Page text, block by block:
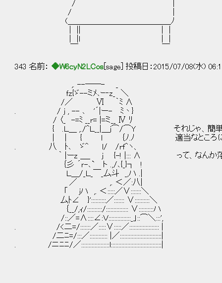
/ |
/ ｜
(＿＿＿＿＿＿＿＿＿＿＿＿＿ﾉ
343 名前： ◆W6cyN2LCos [sage] 投稿日：2015/07/08(水)
,. --──- _
ｆz{ゞ--ミﾒ､ｰ‐z_ ＼
/／ Ⅵ ｀ﾐ ∧
. / j , -- ､ '´|ー- ﾐ丶}
/ 〈_ -=ﾐ __r= |=ミ__ Ⅳ ﾘ
{ .Ｌ＿ ,./^Ｌ__|＿j⌒/⌒Y それじゃ、簡単に
| | { l ｛ﾉ.ﾉ 適当なところにでも
. 八 ﾄ､ ゞ^ l/ /rf^ヽ、
｀ |ーz ＿_ j {-! |::: ∧ って、なんか落ち着
｛彡 ´ｒ-､` ト .,/､{_}┐ !
Ｌ＿/_Ｌ_￣_厶斗 _,ハ .|
／ ,. ＜／:八|
「 jハ ,. ＜:::::／∨:::::::＼
厶ﾄ∠ }'::::::::::／::::::: ∨::::::::::＼
｛__/,ｨ/::::::::::/::::::::::::::: ∨::::::::::ハ
/::／=∧::::∠:Ｖ:::::::::::::::_」::⌒＼:::',
. /<二=/:::::::／:::::∨:::::／:::::::::::::::::::: |
/二ﾆ=/:::／:::::::::::: |／::::::::::::::::::::::::::::|
. /ニﾆﾆ/／:::::::::::::::::::l::::::::::::::::::::::::::::::::::|